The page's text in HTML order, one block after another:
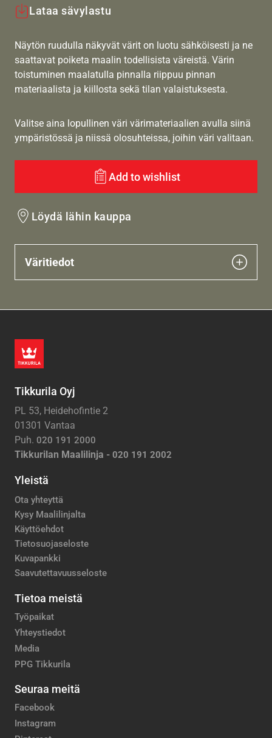
Lataa sävylastu
Näytön ruudulla näkyvät värit on luotu sähköisesti ja ne
saattavat poiketa maalin todellisista väreistä. Värin
toistuminen maalatulla pinnalla riippuu pinnan
materiaalista ja kiillosta sekä tilan valaistuksesta.
Valitse aina lopullinen väri värimateriaalien avulla siinä
ympäristössä ja niissä olosuhteissa, joihin väri valitaan.
Add to wishlist
Löydä lähin kauppa
Väritiedot
Tikkurila Oyj
PL 53, Heidehofintie 2
01301 Vantaa
Puh. 020 191 2000
Tikkurilan Maalilinja - 020 191 2002
Yleistä
Ota yhteyttä
Kysy Maalilinjalta
Käyttöehdot
Tietosuojaseloste
Kuvapankki
Saavutettavuusseloste
Tietoa meistä
Työpaikat
Yhteystiedot
Media
PPG Tikkurila
Seuraa meitä
Facebook
Instagram